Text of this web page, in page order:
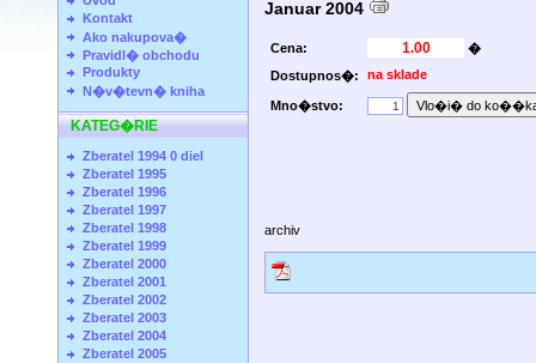
Kontakt
Ako nakupova�
Pravidl� obchodu
Produkty
N�v�tevn� kniha
KATEG�RIE
Zberatel 1994 0 diel
Zberatel 1995
Zberatel 1996
Zberatel 1997
Zberatel 1998
Zberatel 1999
Zberatel 2000
Zberatel 2001
Zberatel 2002
Zberatel 2003
Zberatel 2004
Zberatel 2005
Januar 2004
Cena:
�
Dostupnos�:
na sklade
Mno�stvo:
archiv